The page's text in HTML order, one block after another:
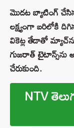
మొదట బ్యాటింగ్
లక్ష్యంగా బరిలోకి
వికెట్ల తేడాతో
గుజరాత్ టైటాన్స్‌ను
చేరుకుంది.
NTV